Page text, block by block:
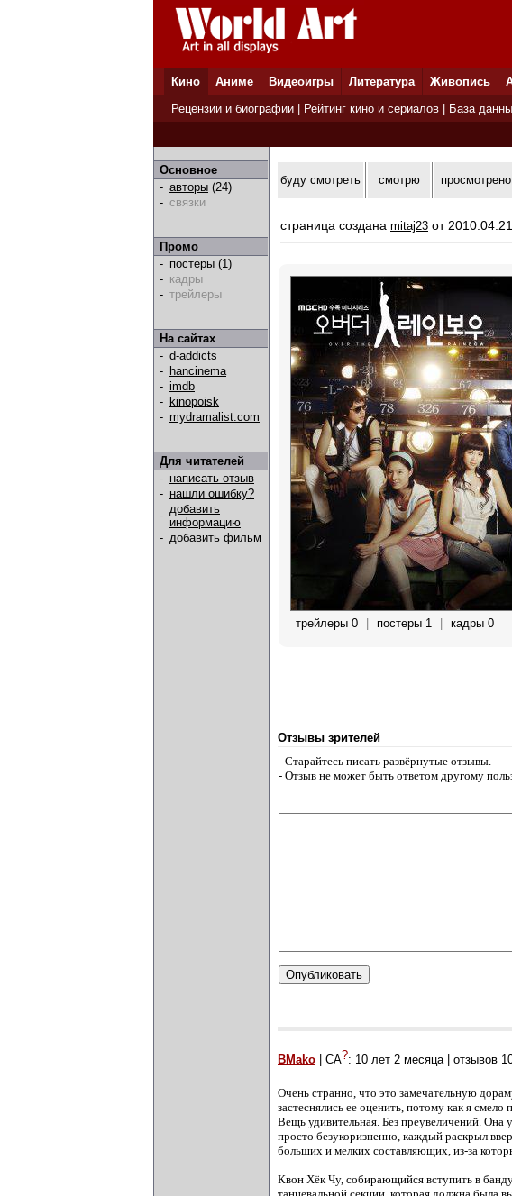
Кино Аниме Видеоигры Литература Живопись
Рецензии и биографии
Рейтинг кино и сериалов База
Основное
- авторы (24)
- связки
Промо
- постеры (1)
- кадры
- трейлеры
На сайтах
- d-addicts
- hancinema
- imdb
- kinopoisk
- mydramalist.com
Для читателей
- написать отзыв
- нашли ошибку?
- добавить
информацию
- добавить фильм
буду смотреть смотрю просмотрено
страница создана mitaj23 от 2010.04.21
трейлеры 0 постеры 1 кадры 0
Отзывы зрителей
- Старайтесь писать развёрнутые отзывы.
- Отзыв не может быть ответом другому
BMako | СА?: 10 лет 2 месяца| отзывов
Очень странно, что это замечательную
застеснялись ее оценить, потому как я
Вещь удивительная. Без преувеличений. Она
просто безукоризненно, каждый раскрыл
больших и мелких составляющих, из-за
Квон Хёк Чу, собирающийся вступить в